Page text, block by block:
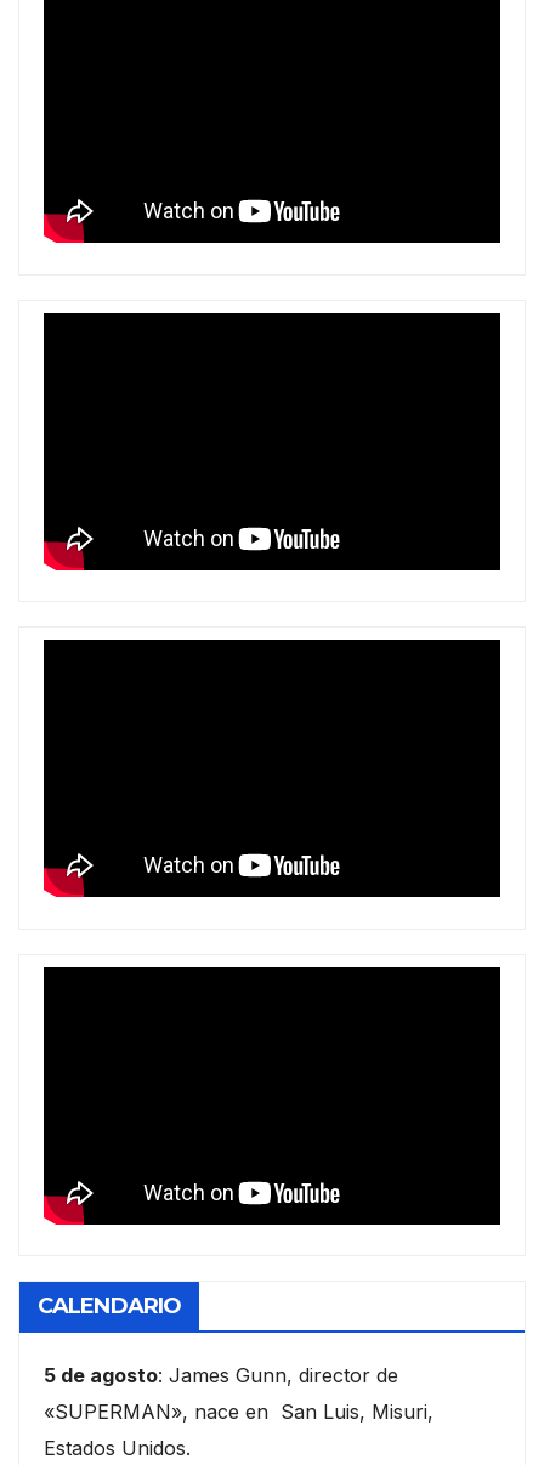
CALENDARIO
5 de agosto: James Gunn, director de
«SUPERMAN», nace en San Luis, Misuri,
Estados Unidos.